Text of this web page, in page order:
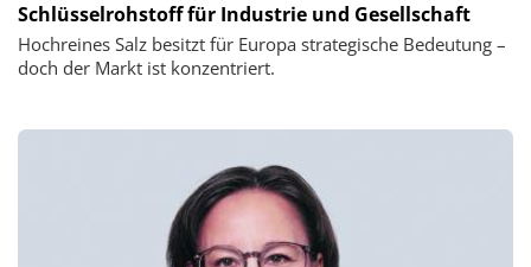
Schlüsselrohstoff für Industrie und Gesellschaft
Hochreines Salz besitzt für Europa strategische Bedeutung –
doch der Markt ist konzentriert.